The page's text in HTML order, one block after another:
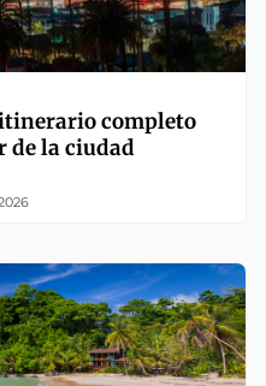
completo
de la ciudad